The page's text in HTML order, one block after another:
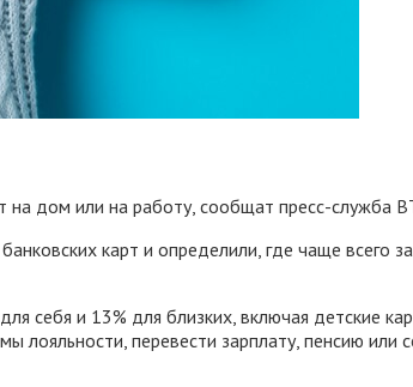
на дом или на работу, сообщат пресс-служба
карт и определили, где чаще всего
себя и 13% для близких, включая детские
лояльности, перевести зарплату, пенсию